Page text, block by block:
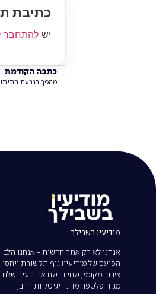
כתיבת
יש להתחבר
כתבה הקודמת
מודיעין בשבילך
אנחנו לא רק אתר חדשות – אנחנו הלב
הפועם של מודיעין! גוף תקשורת ויחסי
ציבור מקומי, שחי ונושם את העיר
מגוון פלטפורמות דיגיטליות רחב,